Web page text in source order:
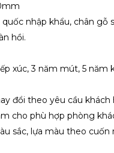
nhập khẩu, chân gỗ
hồi.
xúc, 3 năm mút, 5 năm
đổi theo yêu cầu khách
cho phù hợp phòng
sắc, lựa màu theo cuốn